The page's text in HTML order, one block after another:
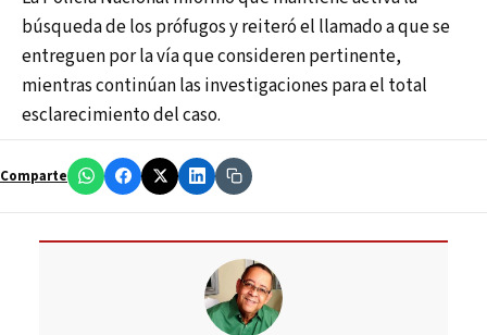
búsqueda de los prófugos y reiteró el llamado a que se
entreguen por la vía que consideren pertinente,
mientras continúan las investigaciones para el total
esclarecimiento del caso.
Comparte